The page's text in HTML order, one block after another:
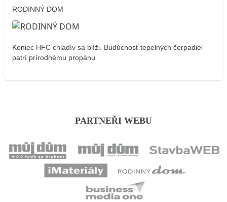
RODINNÝ DOM
Koniec HFC chladív sa blíži. Budúcnosť tepelných čerpadiel
patrí prírodnému propánu
PARTNEŘI WEBU